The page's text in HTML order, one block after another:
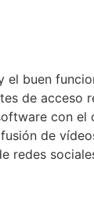
el buen
de
con
de
redes